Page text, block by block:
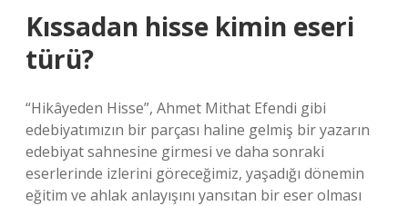
Kıssadan hisse kimin eseri
türü?
“Hikâyeden Hisse”, Ahmet Mithat Efendi gibi
edebiyatımızın bir parçası haline gelmiş bir yazarın
edebiyat sahnesine girmesi ve daha sonraki
eserlerinde izlerini göreceğimiz, yaşadığı dönemin
eğitim ve ahlak anlayışını yansıtan bir eser olması